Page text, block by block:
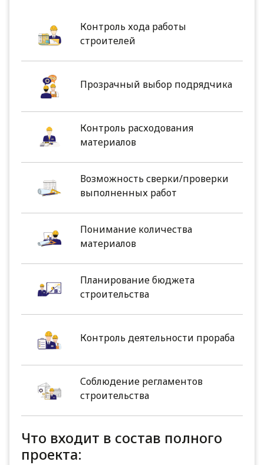
Контроль хода работы
строителей
Прозрачный выбор подрядчика
Контроль расходования
материалов
Возможность сверки/проверки
выполненных работ
Понимание количества
материалов
Планирование бюджета
строительства
Контроль деятельности прораба
Соблюдение регламентов
строительства
Что входит в состав полного
проекта: